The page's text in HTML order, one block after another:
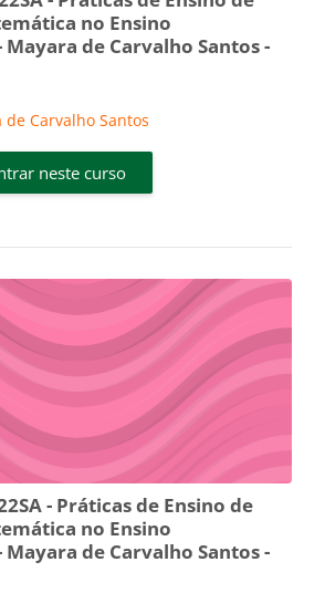
no Ensino
de Carvalho Santos -
de Carvalho Santos
neste curso
- Práticas de Ensino de
no Ensino
de Carvalho Santos -